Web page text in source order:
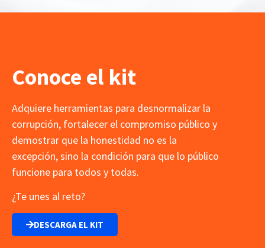
Conoce el kit
Adquiere herramientas para desnormalizar la
corrupción, fortalecer el compromiso público y
demostrar que la honestidad no es la
excepción, sino la condición para que lo público
funcione para todos y todas.
¿Te unes al reto?
DESCARGA EL KIT